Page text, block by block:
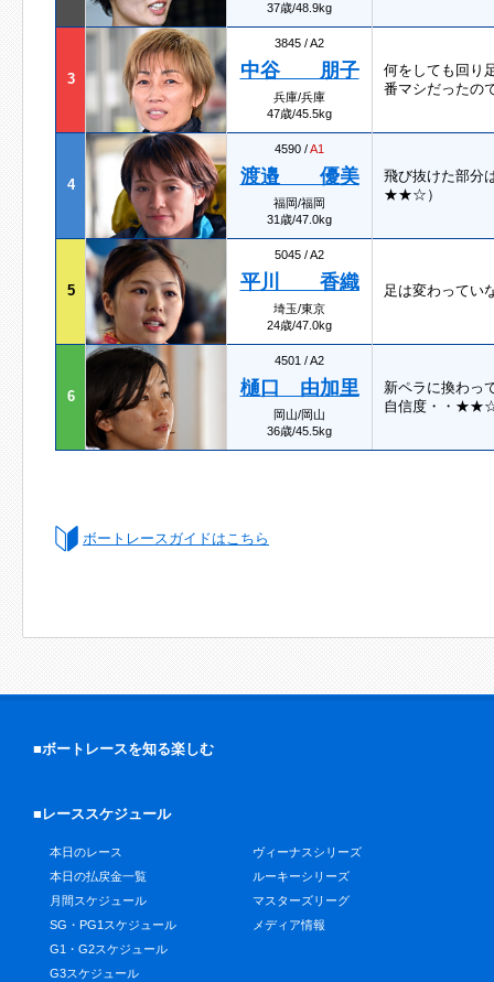
37歳/48.9kg
3
3845 / A2
中谷 朋子
兵庫/兵庫
47歳/45.5kg
何をしても回り
番マシだったの
4
4590 /A1
渡邉 優美
福岡/福岡
31歳/47.0kg
飛び抜けた部分
★★☆）
5
5045 / A2
平川 香織
埼玉/東京
24歳/47.0kg
足は変わってい
6
4501 / A2
樋口 由加里
岡山/岡山
36歳/45.5kg
新ペラに換わっ
自信度・・
ボートレースガイドはこちら
■ボートレースを知る楽しむ
■レーススケジュール
本日のレース
本日の払戻金一覧
月間スケジュール
SG・PG1スケジュール
G1・G2スケジュール
G3スケジュール
ヴィーナスシリーズ
ルーキーシリーズ
マスターズリーグ
メディア情報